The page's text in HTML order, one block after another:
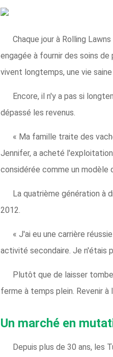
Chaque jour à Rolling
engagée à fournir des soins
vivent longtemps, une vie
Encore, il n'y a pas si
dépassé les revenus.
« Ma famille traite des
Jennifer, a acheté
considérée comme un modèle
La quatrième génération à
2012.
« J'ai eu une carrière
activité secondaire. Je n'étais
Plutôt que de laisser
ferme à temps plein. Revenir
Un marché en
Depuis plus de 30 ans, les